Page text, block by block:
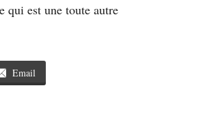
qui est une toute autre
Email